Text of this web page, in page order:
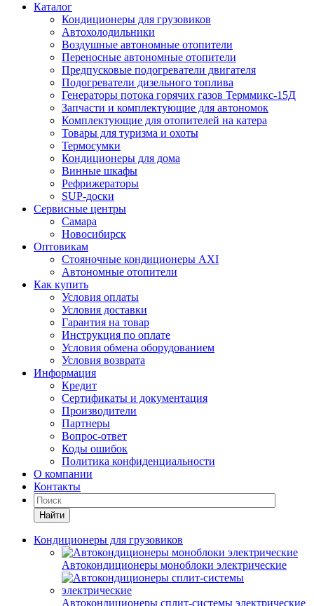
Каталог
Кондиционеры для грузовиков
Автохолодильники
Воздушные автономные отопители
Переносные автономные отопители
Предпусковые подогреватели двигателя
Подогреватели дизельного топлива
Генераторы потока горячих газов Терммикс-15Д
Запчасти и комплектующие для автономок
Комплектующие для отопителей на катера
Товары для туризма и охоты
Термосумки
Кондиционеры для дома
Винные шкафы
Рефрижераторы
SUP-доски
Сервисные центры
Самара
Новосибирск
Оптовикам
Стояночные кондиционеры AXI
Автономные отопители
Как купить
Условия оплаты
Условия доставки
Гарантия на товар
Инструкция по оплате
Условия обмена оборудованием
Условия возврата
Информация
Кредит
Сертификаты и документация
Производители
Партнеры
Вопрос-ответ
Коды ошибок
Политика конфиденциальности
О компании
Контакты
Найти
Кондиционеры для грузовиков
Автокондиционеры моноблоки электрические
Автокондиционеры сплит-системы электрические